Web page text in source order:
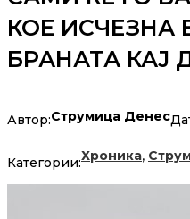
КОЕ ИСЧЕЗНА
БРАНАТА КАЈ
Автор:Струмица Денес
Категории:Хроника,